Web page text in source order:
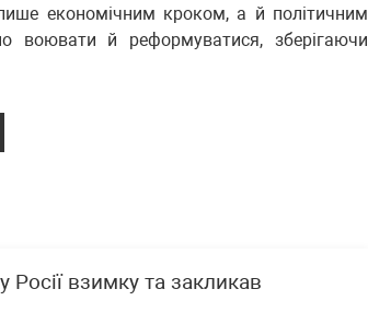
економічним кроком, а й політичним
воювати й реформуватися, зберігаючи
взимку та закликав